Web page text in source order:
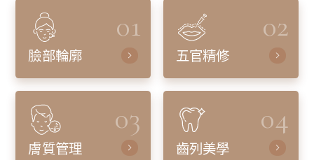
01
臉部輪廓
02
五官精修
03
膚質管理
04
齒列美學